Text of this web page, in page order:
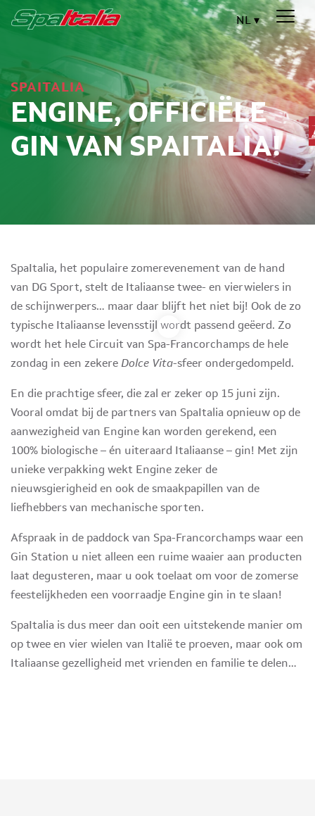
NL
SPAITALIA
ENGINE, OFFICIËLE
GIN VAN SPAITALIA!
SpaItalia, het populaire zomerevenement van de hand
van DG Sport, stelt de Italiaanse twee- en vierwielers in
de schijnwerpers… maar daar blijft het niet bij! Ook de zo
typische Italiaanse levensstijl wordt passend geëerd. Zo
wordt het hele Circuit van Spa-Francorchamps de hele
zondag in een zekere Dolce Vita-sfeer ondergedompeld.
En die prachtige sfeer, die zal er zeker op 15 juni zijn.
Vooral omdat bij de partners van SpaItalia opnieuw op de
aanwezigheid van Engine kan worden gerekend, een
100% biologische – én uiteraard Italiaanse – gin! Met zijn
unieke verpakking wekt Engine zeker de
nieuwsgierigheid en ook de smaakpapillen van de
liefhebbers van mechanische sporten.
Afspraak in de paddock van Spa-Francorchamps waar een
Gin Station u niet alleen een ruime waaier aan producten
laat degusteren, maar u ook toelaat om voor de zomerse
feestelijkheden een voorraadje Engine gin in te slaan!
SpaItalia is dus meer dan ooit een uitstekende manier om
op twee en vier wielen van Italië te proeven, maar ook om
Italiaanse gezelligheid met vrienden en familie te delen…